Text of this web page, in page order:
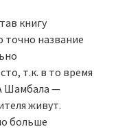
книгу
точно название
т.к. в то время
Шамбала —
живут.
больше